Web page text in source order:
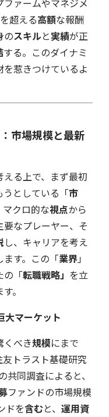
ファームやマネジメ
超える高額な報酬
のスキルと実績が正
する。このダイナミ
惹きつけているよ
市場規模と最新
る上で、まず最初
うとしている「市
マクロ的な視点から
要なプレーヤー、そ
し、キャリアを考え
す。この「業界」
の「転職戦略」 を立
。
大マーケット
くべき規模にまで
トラスト基礎研究
共同調査によると、
ファンドの市場規模
ドを含むと、運用資